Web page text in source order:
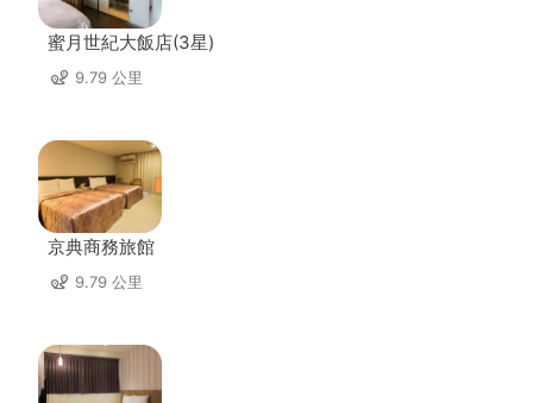
蜜月世紀大飯店(3星)
9.79 公里
京典商務旅館
9.79 公里